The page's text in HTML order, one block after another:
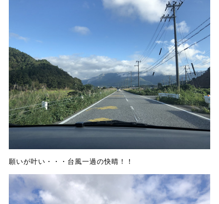
願いが叶い・・・台風一過の快晴！！